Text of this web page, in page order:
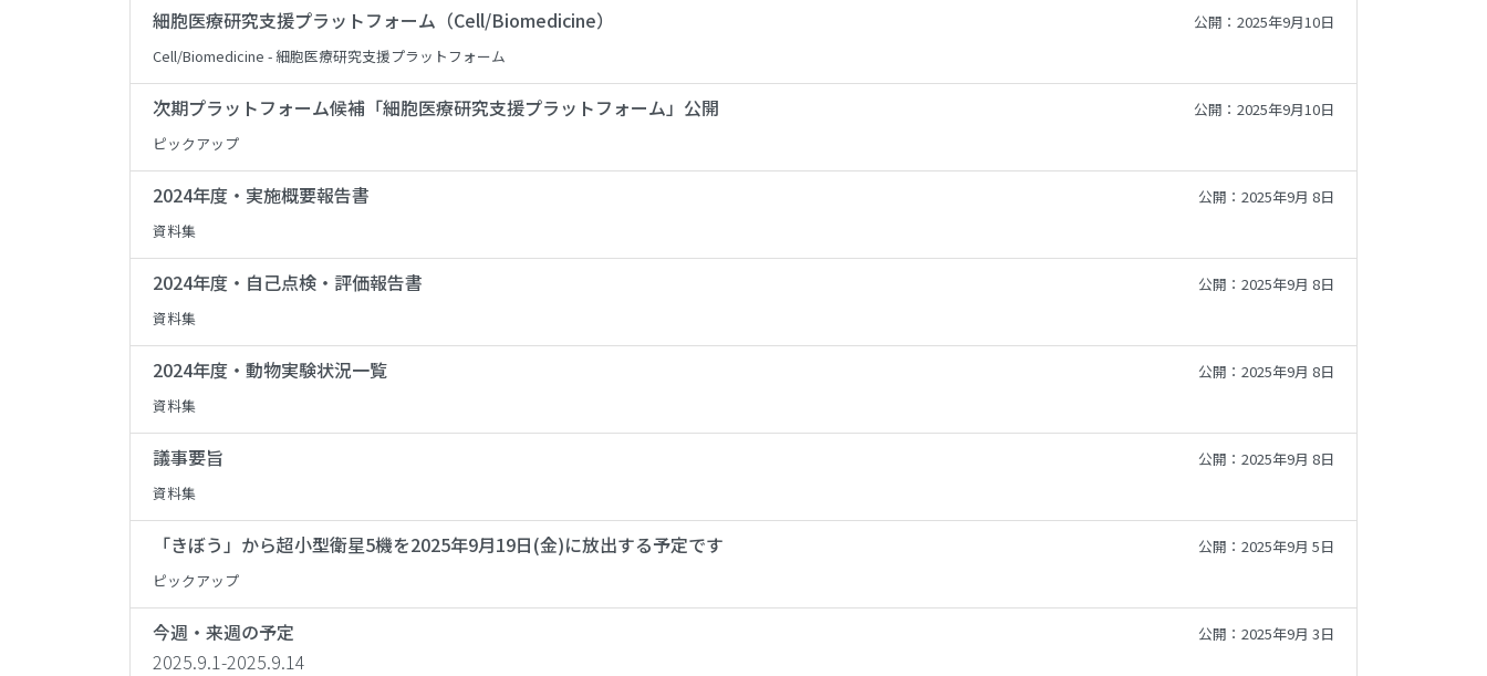
細胞医療研究支援プラットフォーム（Cell/Biomedicine）
公開：2025年9月10日
Cell/Biomedicine - 細胞医療研究支援プラットフォーム
次期プラットフォーム候補「細胞医療研究支援プラットフォーム」公開
公開：2025年9月10日
ピックアップ
2024年度・実施概要報告書
公開：2025年9月 8日
資料集
2024年度・自己点検・評価報告書
公開：2025年9月 8日
資料集
2024年度・動物実験状況一覧
公開：2025年9月 8日
資料集
議事要旨
公開：2025年9月 8日
資料集
「きぼう」から超小型衛星5機を2025年9月19日(金)に放出する予定です
公開：2025年9月 5日
ピックアップ
今週・来週の予定 公開：2025年9月 3日
2​0​25.9.1-​2​0​25.9.14